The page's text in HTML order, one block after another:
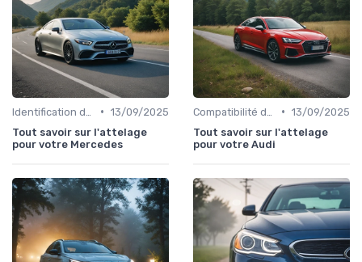
• 13/09/2025
Tout savoir sur l'attelage
pour votre Mercedes
• 13/09/2025
Tout savoir sur l'attelage
pour votre Audi